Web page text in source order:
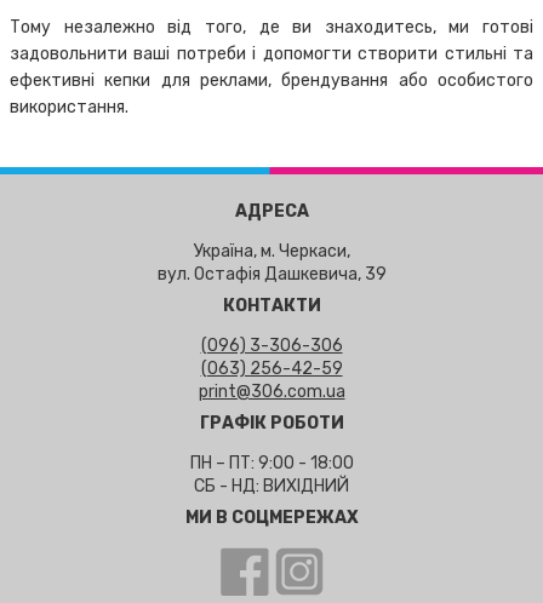
Тому незалежно від того, де ви знаходитесь, ми готові
задовольнити ваші потреби і допомогти створити стильні та
ефективні кепки для реклами, брендування або особистого
використання.
АДРЕСА
Україна, м. Черкаси,
вул. Остафія Дашкевича, 39
КОНТАКТИ
(096) 3-306-306
(063) 256-42-59
print@306.com.ua
ГРАФІК РОБОТИ
ПН – ПТ: 9:00 - 18:00
СБ - НД: ВИХІДНИЙ
МИ В СОЦМЕРЕЖАХ